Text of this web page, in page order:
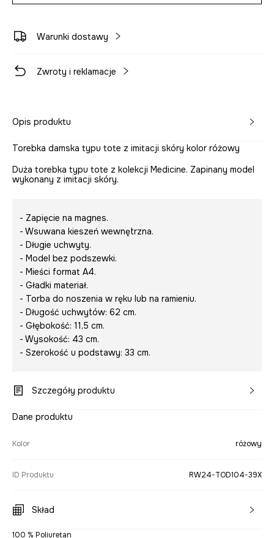
Warunki dostawy
Zwroty i reklamacje
Opis produktu
Torebka damska typu tote z imitacji skóry kolor różowy
Duża torebka typu tote z kolekcji Medicine. Zapinany model
wykonany z imitacji skóry.
- Zapięcie na magnes.
- Wsuwana kieszeń wewnętrzna.
- Długie uchwyty.
- Model bez podszewki.
- Mieści format A4.
- Gładki materiał.
- Torba do noszenia w ręku lub na ramieniu.
- Długość uchwytów: 62 cm.
- Głębokość: 11,5 cm.
- Wysokość: 43 cm.
- Szerokość u podstawy: 33 cm.
Szczegóły produktu
Dane produktu
Kolor różowy
ID Produktu RW24-TOD104-39X
Skład
100 % Poliuretan